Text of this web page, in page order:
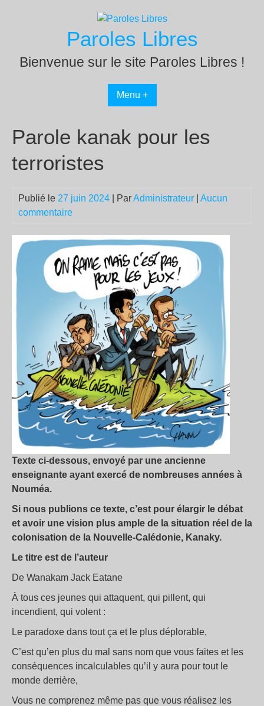
Paroles Libres
Bienvenue sur le site Paroles Libres !
Menu +
Parole kanak pour les
terroristes
Publié le 27 juin 2024 | ParAdministrateur
Aucun
commentaire
Texte ci-dessous, envoyé par une ancienne
enseignante ayant exercé de nombreuses années à
Nouméa.
Si nous publions ce texte, c’est pour élargir le débat
et avoir une vision plus ample de la situation réel de la
colonisation de la Nouvelle-Calédonie, Kanaky.
Le titre est de l’auteur
De Wanakam Jack Eatane
À tous ces jeunes qui attaquent, qui pillent, qui
incendient, qui volent :
Le paradoxe dans tout ça et le plus déplorable,
C’est qu’en plus du mal sans nom que vous faites et les
conséquences incalculables qu’il y aura pour tout le
monde derrière,
Vous ne comprenez même pas que vous réalisez les